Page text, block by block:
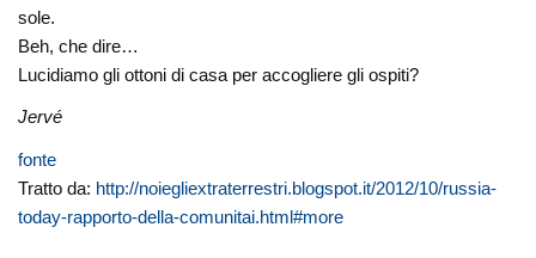
sole.
Beh, che dire…
Lucidiamo gli ottoni di casa per accogliere gli ospiti?
Jervé
fonte
Tratto da: http://noiegliextraterrestri.blogspot.it/2012/10/russia-
today-rapporto-della-comunitai.html#more